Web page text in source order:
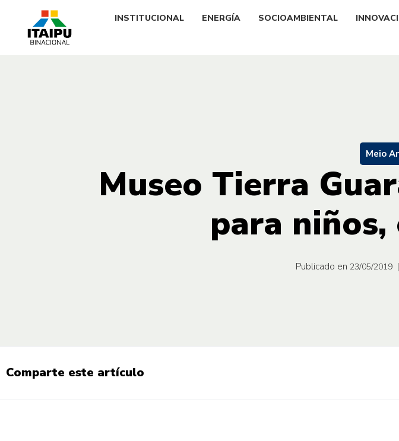
INSTITUCIONAL ENERGÍA SOCIOAMBIENTAL
Meio
Museo Tierra
para niños,
Publicado en 23/05/2019
Comparte este artículo